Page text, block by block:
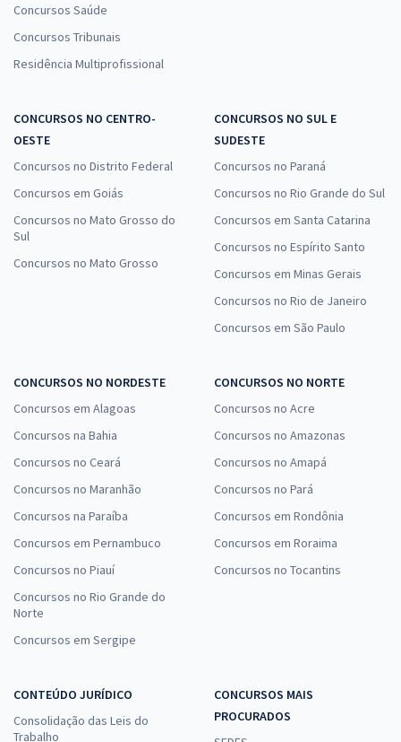
Concursos Saúde
Concursos Tribunais
Residência Multiprofissional
CONCURSOS NO CENTRO-
OESTE
Concursos no Distrito Federal
Concursos em Goiás
Concursos no Mato Grosso do
Sul
Concursos no Mato Grosso
CONCURSOS NO SUL E
SUDESTE
Concursos no Paraná
Concursos no Rio Grande do Sul
Concursos em Santa Catarina
Concursos no Espírito Santo
Concursos em Minas Gerais
Concursos no Rio de Janeiro
Concursos em São Paulo
CONCURSOS NO NORDESTE
Concursos em Alagoas
Concursos na Bahia
Concursos no Ceará
Concursos no Maranhão
Concursos na Paraíba
Concursos em Pernambuco
Concursos no Piauí
Concursos no Rio Grande do
Norte
Concursos em Sergipe
CONCURSOS NO NORTE
Concursos no Acre
Concursos no Amazonas
Concursos no Amapá
Concursos no Pará
Concursos em Rondônia
Concursos em Roraima
Concursos no Tocantins
CONTEÚDO JURÍDICO
Consolidação das Leis do
Trabalho
CONCURSOS MAIS
PROCURADOS